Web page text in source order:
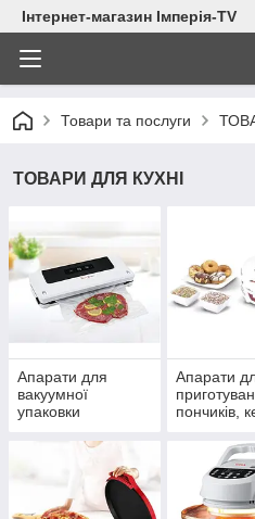
Інтернет-магазин Імперія-TV
Товари та послуги
ТОВАРИ ДЛЯ КУХНІ
Апарати для
вакуумної
упаковки
Апарати
пончиків,